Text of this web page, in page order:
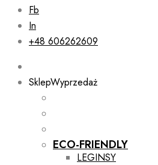
Fb
In
+48 606262609
SklepWyprzedaż
ECO-FRIENDLY
LEGINSY